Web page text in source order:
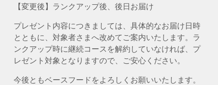
【変更後】ランクアップ後、後日お届け
プレゼント内容につきましては、具体的なお届け日時
とともに、対象者さまへ改めてご案内いたします。ラ
ンクアップ時に継続コースを解約していなければ、プ
レゼント対象となりますので、ご安心ください。
今後ともベースフードをよろしくお願いいたします。